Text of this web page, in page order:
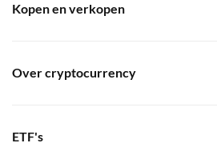
Kopen en verkopen
Over cryptocurrency
ETF's